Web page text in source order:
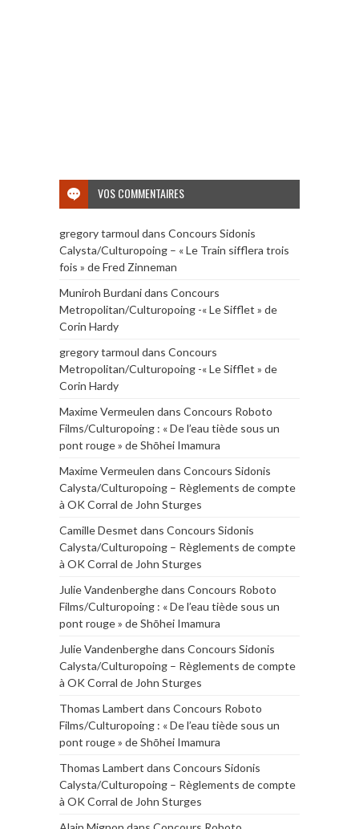
VOS COMMENTAIRES
gregory tarmoul dans Concours Sidonis
Calysta/Culturopoing – « Le Train sifflera trois
fois » de Fred Zinneman
Muniroh Burdanidans Concours
Metropolitan/Culturopoing -« Le Sifflet » de
Corin Hardy
gregory tarmoul dans Concours
Metropolitan/Culturopoing -« Le Sifflet » de
Corin Hardy
Maxime Vermeulen dans Concours Roboto
Films/Culturopoing : « De l’eau tiède sous un
pont rouge » de Shōhei Imamura
Maxime Vermeulen dans Concours Sidonis
Calysta/Culturopoing – Règlements de compte
à OK Corral de John Sturges
Camille Desmet dans Concours Sidonis
Calysta/Culturopoing – Règlements de compte
à OK Corral de John Sturges
Julie Vandenberghedans Concours Roboto
Films/Culturopoing : « De l’eau tiède sous un
pont rouge » de Shōhei Imamura
Julie Vandenberghedans Concours Sidonis
Calysta/Culturopoing – Règlements de compte
à OK Corral de John Sturges
Thomas Lambert dans Concours Roboto
Films/Culturopoing : « De l’eau tiède sous un
pont rouge » de Shōhei Imamura
Thomas Lambert dans Concours Sidonis
Calysta/Culturopoing – Règlements de compte
à OK Corral de John Sturges